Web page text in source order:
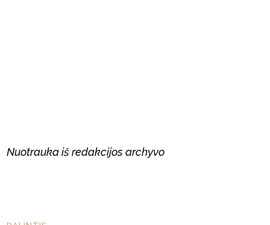
Nuotrauka iš redakcijos archyvo